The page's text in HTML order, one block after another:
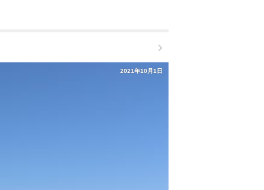
2021年10月1日